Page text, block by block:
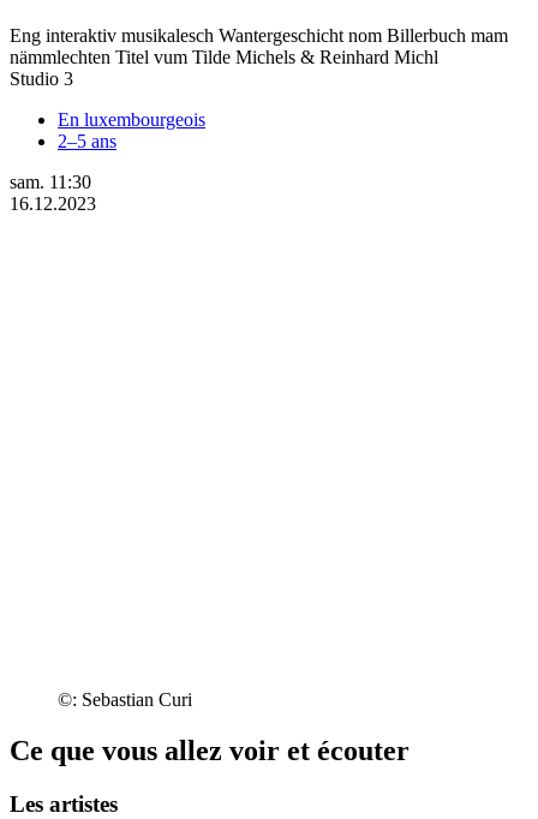
Eng interaktiv musikalesch Wantergeschicht nom Billerbuch mam
nämmlechten Titel vum Tilde Michels & Reinhard Michl
Studio 3
En luxembourgeois
2–5 ans
sam. 11:30
16.12.2023
©: Sebastian Curi
Ce que vous allez voir et écouter
Les artistes